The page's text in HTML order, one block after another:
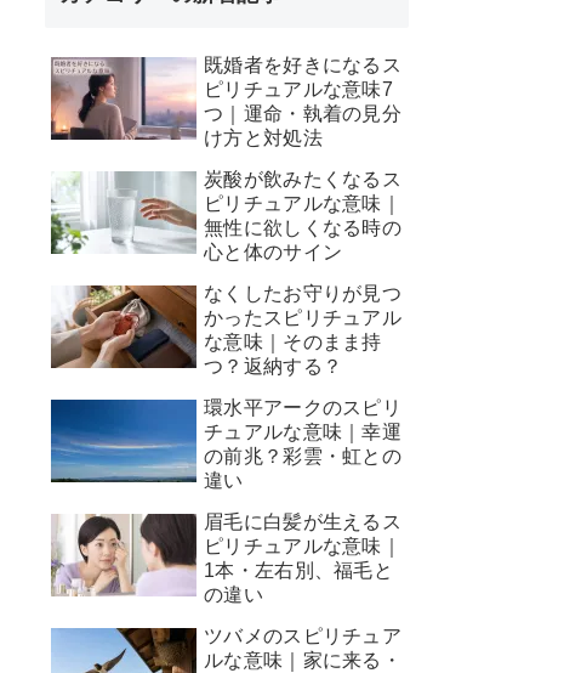
既婚者を好きになるス
ピリチュアルな意味7
つ｜運命・執着の見分
け方と対処法
炭酸が飲みたくなるス
ピリチュアルな意味｜
無性に欲しくなる時の
心と体のサイン
なくしたお守りが見つ
かったスピリチュアル
な意味｜そのまま持
つ？返納する？
環水平アークのスピリ
チュアルな意味｜幸運
の前兆？彩雲・虹との
違い
眉毛に白髪が生えるス
ピリチュアルな意味｜
1本・左右別、福毛と
の違い
ツバメのスピリチュア
ルな意味｜家に来る・